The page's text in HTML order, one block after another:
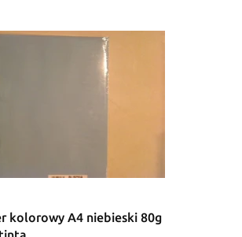
kolorowy A4 niebieski 80g